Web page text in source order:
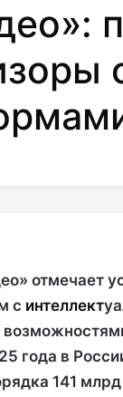
отмечает
с интеллект
года в
141